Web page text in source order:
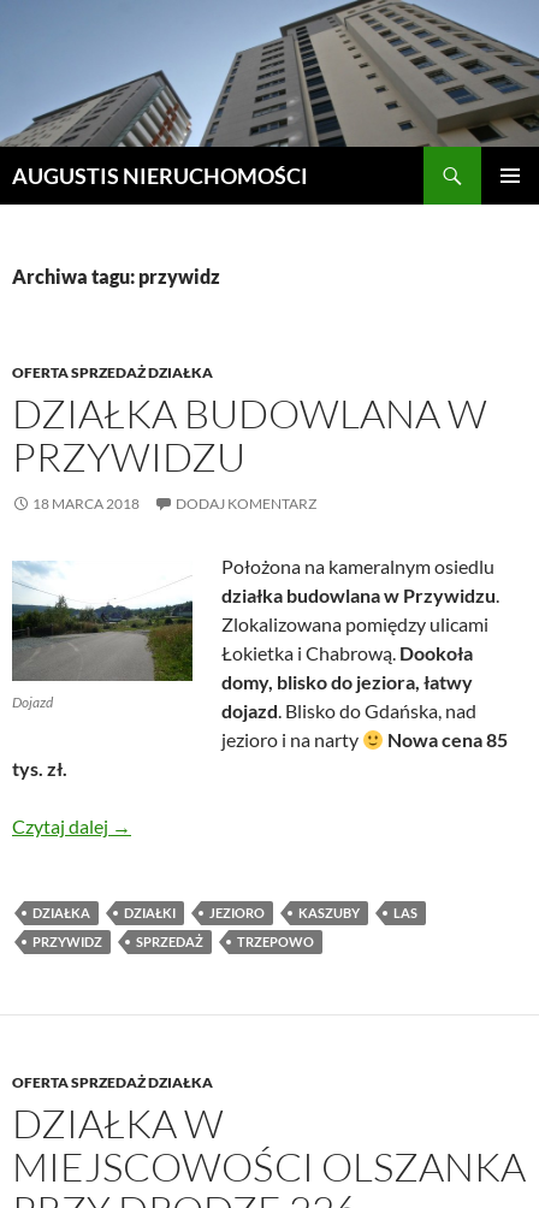
AUGUSTIS NIERUCHOMOŚCI
Archiwa tagu: przywidz
OFERTA SPRZEDAŻ DZIAŁKA
DZIAŁKA BUDOWLANA W
PRZYWIDZU
18 MARCA 2018 DODAJ KOMENTARZ
Dojazd
Położona na kameralnym osiedlu
działka budowlana w Przywidzu.
Zlokalizowana pomiędzy ulicami
Łokietka i Chabrową. Dookoła
domy, blisko do jeziora, łatwy
dojazd. Blisko do Gdańska, nad
jezioro i na narty
Nowa cena 85
tys. zł.
Czytaj dalej Działka budowlana w Przywidzu
→
DZIAŁKA DZIAŁKI JEZIORO KASZUBY
LAS
PRZYWIDZ
SPRZEDAŻ TRZEPOWO
OFERTA SPRZEDAŻ DZIAŁKA
DZIAŁKA W
MIEJSCOWOŚCI OLSZANKA